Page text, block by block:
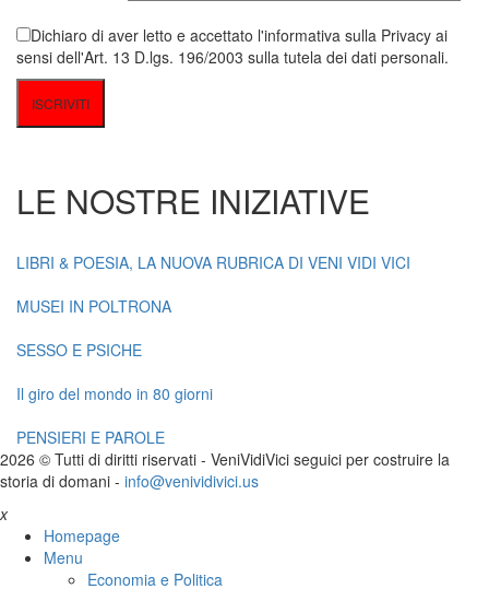
Dichiaro di aver letto e accettato l'informativa sulla Privacy ai
sensi dell'Art. 13 D.lgs. 196/2003 sulla tutela dei dati personali.
LE NOSTRE INIZIATIVE
LIBRI & POESIA, LA NUOVA RUBRICA DI VENI VIDI VICI
MUSEI IN POLTRONA
SESSO E PSICHE
Il giro del mondo in 80 giorni
PENSIERI E PAROLE
2026 © Tutti di diritti riservati - VeniVidiVici seguici per costruire la
storia di domani - info@venividivici.us
x
Homepage
Menu
Economia e Politica